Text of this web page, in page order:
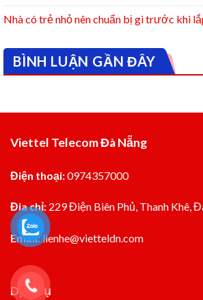
Nhà có trẻ nhỏ nên chuẩn bị gì trước khi
BÌNH LUẬN GẦN ĐÂY
Viettel Telecom Đà Nẵng
Điện thoại:0974357000
Đia chỉ: 229 Điện Biên Phủ, Thanh Khê,
Email:lienhe@vietteldn.com
Dịch vụ